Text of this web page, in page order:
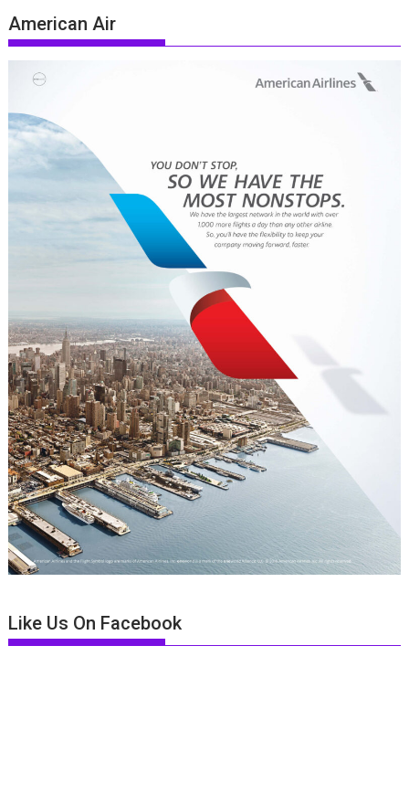
American Air
Like Us On Facebook